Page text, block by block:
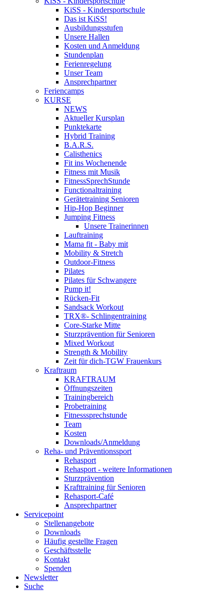
KiSS - Kindersportschule
Das ist KiSS!
Ausbildungsstufen
Unsere Hallen
Kosten und Anmeldung
Stundenplan
Ferienregelung
Unser Team
Ansprechpartner
Feriencamps
KURSE
NEWS
Aktueller Kursplan
Punktekarte
Hybrid Training
B.A.R.S.
Calisthenics
Fit ins Wochenende
Fitness mit Musik
FitnessSprechStunde
Functionaltraining
Gerätetraining Senioren
Hip-Hop Beginner
Jumping Fitness
Unsere Trainerinnen
Lauftraining
Mama fit - Baby mit
Mobility & Stretch
Outdoor-Fitness
Pilates
Pilates für Schwangere
Pump it!
Rücken-Fit
Sandsack Workout
TRX®- Schlingentraining
Core-Starke Mitte
Sturzprävention für Senioren
Mixed Workout
Strength & Mobility
Zeit für dich-TGW Frauenkurs
Kraftraum
KRAFTRAUM
Öffnungszeiten
Trainingbereich
Probetraining
Fitnesssprechstunde
Team
Kosten
Downloads/Anmeldung
Reha- und Präventionssport
Rehasport
Rehasport - weitere Informationen
Sturzprävention
Krafttraining für Senioren
Rehasport-Café
Ansprechpartner
Servicepoint
Stellenangebote
Downloads
Häufig gestellte Fragen
Geschäftsstelle
Kontakt
Spenden
Newsletter
Suche